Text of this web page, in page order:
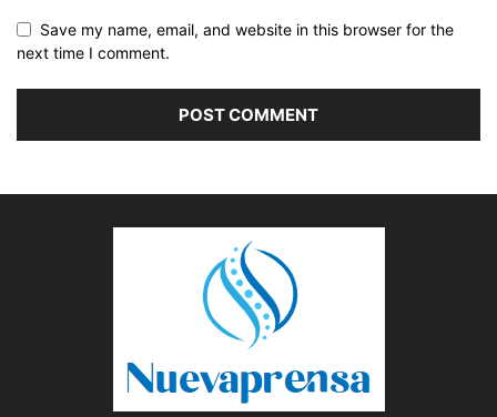
Save my name, email, and website in this browser for the
next time I comment.